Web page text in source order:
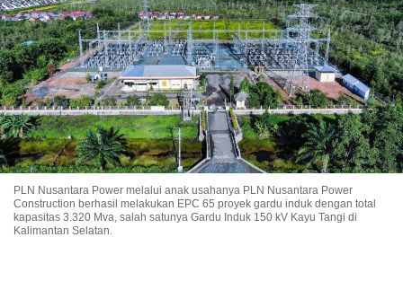
PLN Nusantara Power melalui anak usahanya PLN Nusantara Power
Construction berhasil melakukan EPC 65 proyek gardu induk dengan total
kapasitas 3.320 Mva, salah satunya Gardu Induk 150 kV Kayu Tangi di
Kalimantan Selatan.